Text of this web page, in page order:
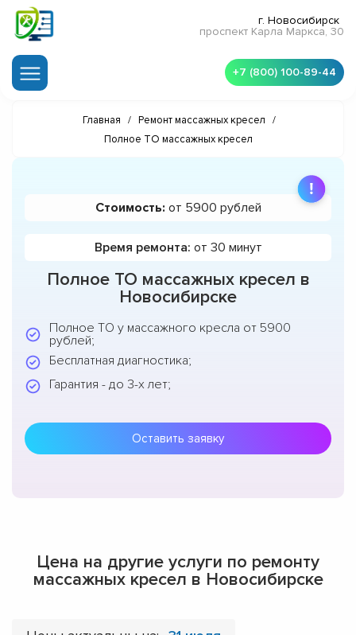
г. Новосибирск
проспект Карла Маркса, 30
+7 (800) 100-89-44
Главная / Ремонт массажных кресел
/
Полное ТО массажных кресел
Полное ТО массажных кресел в
Новосибирске
Полное ТО у массажного кресла от 5900
рублей;
Бесплатная диагностика;
Гарантия - до 3-х лет;
Оставить заявку
Стоимость: от 5900 рублей
Время ремонта: от 30 минут
Цена на другие услуги по ремонту
массажных кресел в Новосибирске